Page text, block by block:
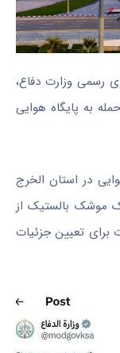
رسمی وزارت دفاع،
به پایگاه هوایی
در استان الخرج
موشک بالستیک از
برای تعیین جزئیات